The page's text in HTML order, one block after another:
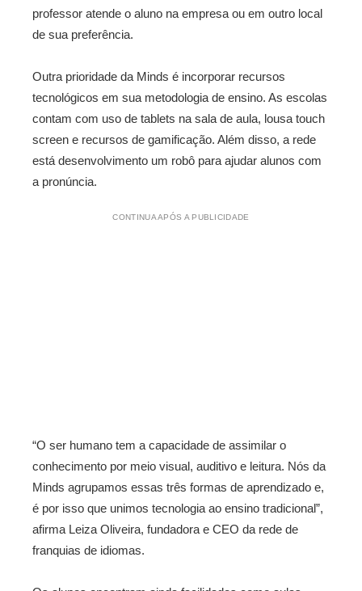
professor atende o aluno na empresa ou em outro local
de sua preferência.
Outra prioridade da Minds é incorporar recursos
tecnológicos em sua metodologia de ensino. As escolas
contam com uso de tablets na sala de aula, lousa touch
screen e recursos de gamificação. Além disso, a rede
está desenvolvimento um robô para ajudar alunos com
a pronúncia.
CONTINUA APÓS A PUBLICIDADE
“O ser humano tem a capacidade de assimilar o
conhecimento por meio visual, auditivo e leitura. Nós da
Minds agrupamos essas três formas de aprendizado e,
é por isso que unimos tecnologia ao ensino tradicional”,
afirma Leiza Oliveira, fundadora e CEO da rede de
franquias de idiomas.